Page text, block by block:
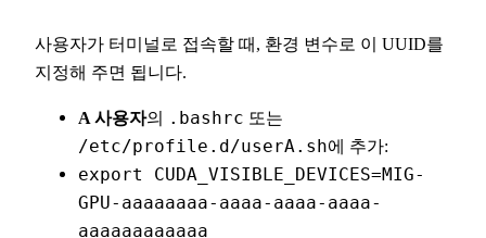
사용자가 터미널로 접속할 때, 환경 변수로 이 UUID를
지정해 주면 됩니다.
A 사용자의 .bashrc 또는
/etc/profile.d/userA.sh에 추가:
export CUDA_VISIBLE_DEVICES=MIG-
GPU-aaaaaaaa-aaaa-aaaa-aaaa-
aaaaaaaaaaaa